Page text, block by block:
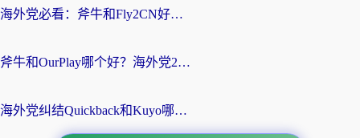
海外党必看：斧牛和Fly2CN好用吗？3招教你选对回国加速器（附免费试用攻略）
斧牛和OurPlay哪个好？海外党2026亲测：选对加速器，国内资源秒加载
海外党纠结Quickback和Kuyo哪个好？选对回国加速器才能无缝刷国内资源